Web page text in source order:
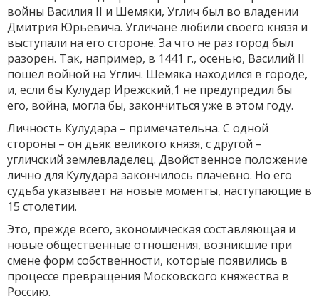
войны Василия II и Шемяки, Углич был во владении
Дмитрия Юрьевича. Угличане любили своего князя и
выступали на его стороне. За что не раз город был
разорен. Так, например, в 1441 г., осенью, Василий II
пошел войной на Углич. Шемяка находился в городе,
и, если бы Кулудар Ирежский,1 не предупредил бы
его, война, могла бы, закончиться уже в этом году.
Личность Кулудара – примечательна. С одной
стороны – он дьяк великого князя, с другой –
угличский землевладелец. Двойственное положение
лично для Кулудара закончилось плачевно. Но его
судьба указывает на новые моменты, наступающие в
15 столетии.
Это, прежде всего, экономическая составляющая и
новые общественные отношения, возникшие при
смене форм собственности, которые появились в
процессе превращения Московского княжества в
Россию.